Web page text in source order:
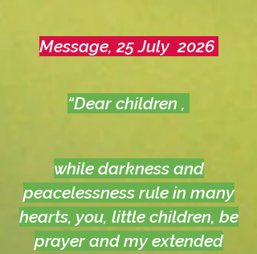
Message, 25 July 2026
“Dear children ,
while darkness and
peacelessness rule in many
hearts, you, little children, be
prayer and my extended